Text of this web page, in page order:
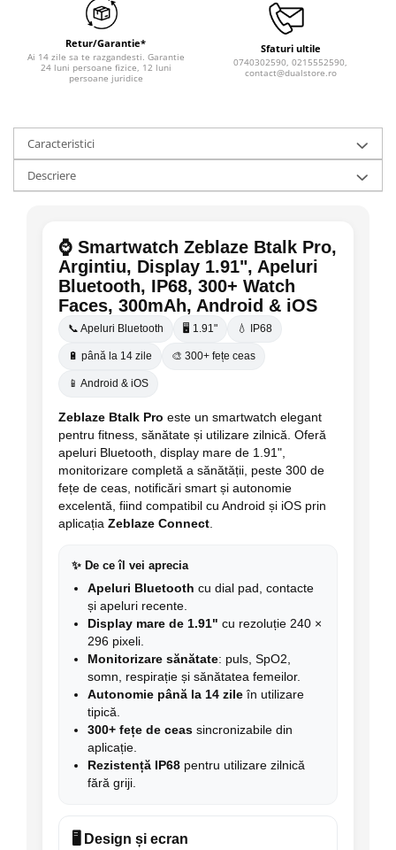
Retur/Garantie*
Ai 14 zile sa te razgandesti. Garantie
24 luni persoane fizice, 12 luni
persoane juridice
Sfaturi ultile
0740302590, 0215552590,
contact@dualstore.ro
Caracteristici
Descriere
⌚ Smartwatch Zeblaze Btalk Pro,
Argintiu, Display 1.91", Apeluri
Bluetooth, IP68, 300+ Watch
Faces, 300mAh, Android & iOS
📞 Apeluri Bluetooth 🖥️ 1.91" 💧 IP68
🔋 până la 14 zile 🎨 300+ fețe ceas
📱 Android & iOS
Zeblaze Btalk Pro este un smartwatch elegant
pentru fitness, sănătate și utilizare zilnică. Oferă
apeluri Bluetooth, display mare de 1.91",
monitorizare completă a sănătății, peste 300 de
fețe de ceas, notificări smart și autonomie
excelentă, fiind compatibil cu Android și iOS prin
aplicația Zeblaze Connect
✨ De ce îl vei aprecia
Apeluri Bluetooth cu dial pad, contacte
și apeluri recente.
Display mare de 1.91" cu rezoluție 240 ×
296 pixeli.
Monitorizare sănătate: puls, SpO2,
somn, respirație și sănătatea femeilor.
Autonomie până la 14 zileîn utilizare
tipică.
300+ fețe de ceas sincronizabile din
aplicație.
Rezistență IP68 pentru utilizare zilnică
fără griji.
🖥️ Design și ecran